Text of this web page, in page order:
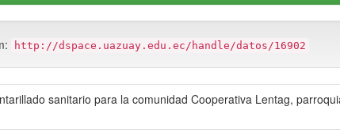
http://dspace.uazuay.edu.ec/handle/datos/16902
sanitario para la comunidad Cooperativa Lentag,